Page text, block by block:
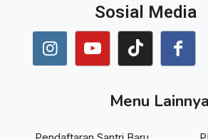
Sosial Media
Menu Lainnya